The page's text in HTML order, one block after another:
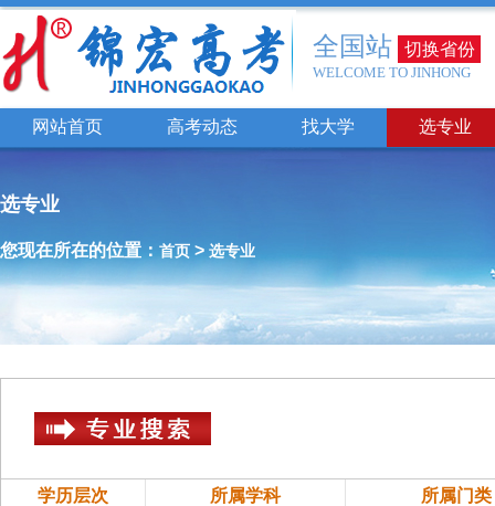
全国站 切换省份
WELCOME TO JINHONG
网站首页 高考动态 找大学 选专业
选专业
您现在所在的位置： 首页 > 选专业
学历层次 所属学科
所属门类